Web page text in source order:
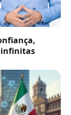
infinitas